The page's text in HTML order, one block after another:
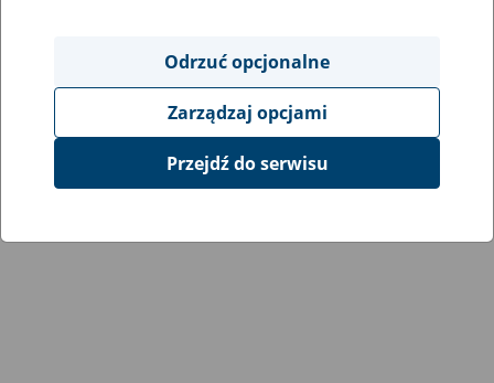
Odrzuć opcjonalne
Zarządzaj opcjami
Przejdź do serwisu